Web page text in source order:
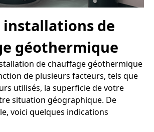
installations de
géothermique
de chauffage géothermique
de plusieurs facteurs, tels que
utilisés, la superficie de votre
situation géographique. De
voici quelques indications